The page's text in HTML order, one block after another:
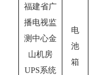
福建省广
播电视监
测中心金
山机房
UPS系统
电
池
箱